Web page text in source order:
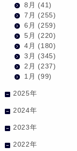
8月 (41)
7月 (255)
6月 (259)
5月 (220)
4月 (180)
3月 (345)
2月 (237)
1月 (99)
2025年
2024年
2023年
2022年